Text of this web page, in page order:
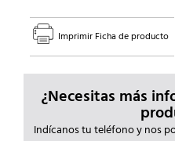
Imprimir Ficha de producto
¿Necesitas más
Indícanos tu teléfono y nos